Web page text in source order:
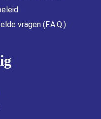
vragen (F.A.Q.)